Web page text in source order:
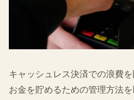
キャッシュレス決済での浪費
お金を貯めるための管理方法